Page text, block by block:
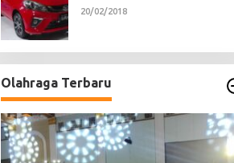
LCGC
20/02/2018
Olahraga Terbaru